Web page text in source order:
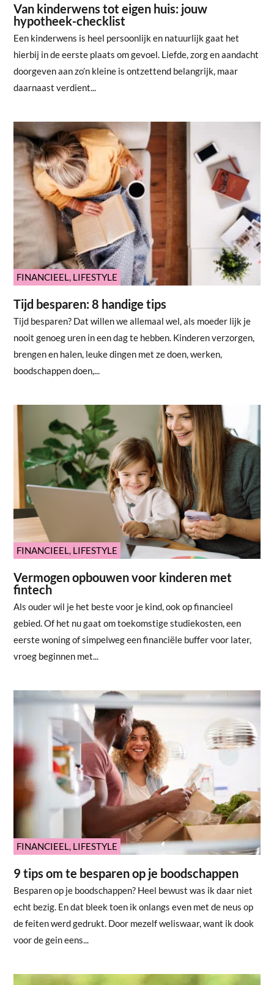
Van kinderwens tot eigen huis: jouw
hypotheek-checklist
Een kinderwens is heel persoonlijk en natuurlijk gaat het
hierbij in de eerste plaats om gevoel. Liefde, zorg en aandacht
doorgeven aan zo’n kleine is ontzettend belangrijk, maar
daarnaast verdient...
FINANCIEEL, LIFESTYLE
Tijd besparen: 8 handige tips
Tijd besparen? Dat willen we allemaal wel, als moeder lijk je
nooit genoeg uren in een dag te hebben. Kinderen verzorgen,
brengen en halen, leuke dingen met ze doen, werken,
boodschappen doen,...
FINANCIEEL, LIFESTYLE
Vermogen opbouwen voor kinderen met
fintech
Als ouder wil je het beste voor je kind, ook op financieel
gebied. Of het nu gaat om toekomstige studiekosten, een
eerste woning of simpelweg een financiële buffer voor later,
vroeg beginnen met...
FINANCIEEL, LIFESTYLE
9 tips om te besparen op je boodschappen
Besparen op je boodschappen? Heel bewust was ik daar niet
echt bezig. En dat bleek toen ik onlangs even met de neus op
de feiten werd gedrukt. Door mezelf weliswaar, want ik dook
voor de gein eens...